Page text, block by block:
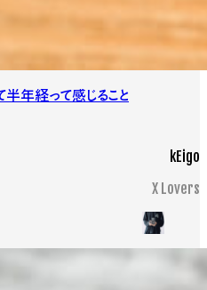
年経って感じること
kEigo
X Lovers